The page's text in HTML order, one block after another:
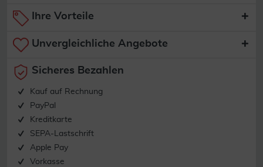
Ihre Vorteile
Unvergleichliche Angebote
Sicheres Bezahlen
Kauf auf Rechnung
PayPal
Kreditkarte
SEPA-Lastschrift
Apple Pay
Vorkasse